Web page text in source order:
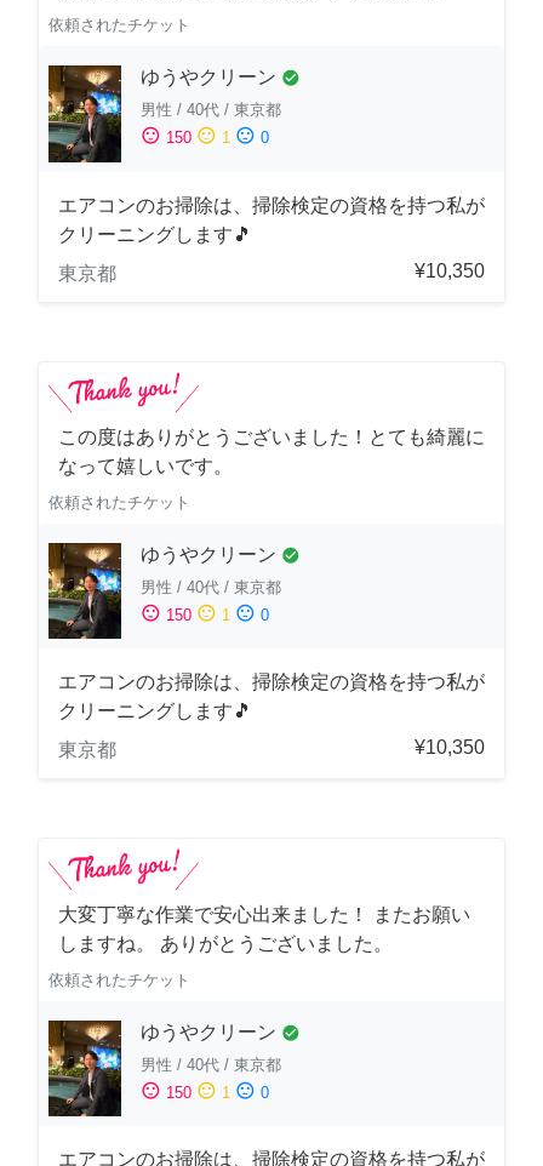
依頼されたチケット
ゆうやクリーン check_circle
男性 / 40代 / 東京都
sentiment_satisfied 150 sentiment_neutral 1 sentiment_dissatisfied 0
エアコンのお掃除は、掃除検定の資格を持つ私が
クリーニングします🎵
東京都
¥10,350
この度はありがとうございました！とても綺麗に
なって嬉しいです。
依頼されたチケット
ゆうやクリーン check_circle
男性 / 40代 / 東京都
sentiment_satisfied 150 sentiment_neutral 1 sentiment_dissatisfied 0
エアコンのお掃除は、掃除検定の資格を持つ私が
クリーニングします🎵
東京都
¥10,350
大変丁寧な作業で安心出来ました！ またお願い
しますね。 ありがとうございました。
依頼されたチケット
ゆうやクリーン check_circle
男性 / 40代 / 東京都
sentiment_satisfied 150 sentiment_neutral 1 sentiment_dissatisfied 0
エアコンのお掃除は、掃除検定の資格を持つ私が